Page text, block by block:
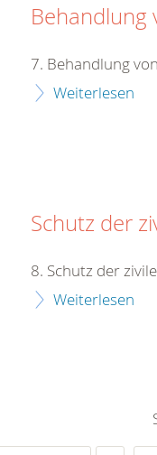
Behandlung
7. Behandlung
Weiterlesen
Schutz der
8. Schutz der
Weiterlesen